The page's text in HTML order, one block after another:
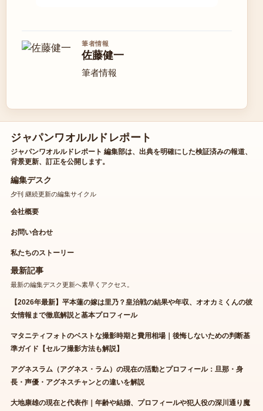
筆者情報
佐藤健一
筆者情報
ジャパンワオルルドレポート
ジャパンワオルルドレポート 編集部は、出典を明確にした検証済みの報道、
背景更新、訂正を公開します。
編集デスク
夕刊 継続更新の編集サイクル
会社概要
お問い合わせ
私たちのストーリー
最新記事
最新の編集デスク更新へ素早くアクセス。
【2026年最新】平本蓮の嫁は里乃？皇治戦の結果や年収、オオカミくんの彼
女情報まで徹底解説と基本プロフィール
マタニティフォトのベストな撮影時期と費用相場｜後悔しないための判断基
準ガイド【セルフ撮影方法も解説】
アグネスラム（アグネス・ラム）の現在の活動とプロフィール：旦那・身
長・声優・アグネスチャンとの違いを解説
大地康雄の現在と代表作｜年齢や結婚、プロフィールや犯人役の深川通り魔